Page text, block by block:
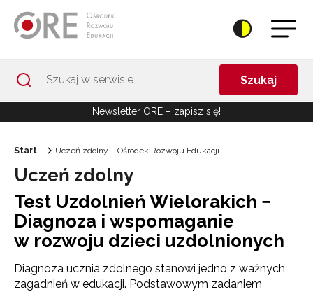
Szukaj
Newsletter ORE – zapisz się!
Start Uczeń zdolny – Ośrodek Rozwoju Edukacji
Uczeń zdolny
Test Uzdolnień Wielorakich −
Diagnoza i wspomaganie
w rozwoju dzieci uzdolnionych
Diagnoza ucznia zdolnego stanowi jedno z ważnych
zagadnień w edukacji. Podstawowym zadaniem